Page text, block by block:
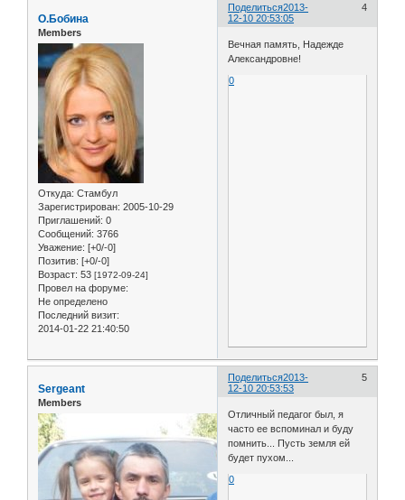
Поделиться 4
2013-
12-10 20:53:05
О.Бобина
Members
Откуда: Стамбул
Зарегистрирован: 2005-10-29
Приглашений: 0
Сообщений: 3766
Уважение: [+0/-0]
Позитив: [+0/-0]
Возраст: 53 [1972-09-24]
Провел на форуме:
Не определено
Последний визит:
2014-01-22 21:40:50
Вечная память, Надежде
Александровне!
0
Поделиться 5
2013-
12-10 20:53:53
Sergeant
Members
Отличный педагог был, я
часто ее вспоминал и буду
помнить... Пусть земля ей
будет пухом...
0